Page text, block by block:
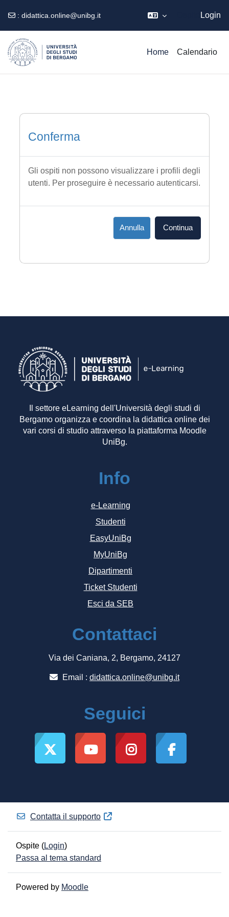
: didattica.online@unibg.it Login
Home Calendario
Conferma
Gli ospiti non possono visualizzare i profili degli
utenti. Per proseguire è necessario autenticarsi.
Annulla Continua
Il settore eLearning dell'Università degli studi di
Bergamo organizza e coordina la didattica online dei
vari corsi di studio attraverso la piattaforma Moodle
UniBg.
Info
e-Learning
Studenti
EasyUniBg
MyUniBg
Dipartimenti
Ticket Studenti
Esci da SEB
Contattaci
Via dei Caniana, 2, Bergamo, 24127
Email : didattica.online@unibg.it
Seguici
Contatta il supporto
Ospite (Login)
Passa al tema standard
Powered by Moodle